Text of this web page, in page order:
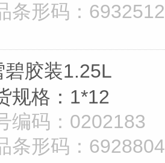
条形码：
碧胶装1.25L
规格：1*12
编码：0202183
条形码：